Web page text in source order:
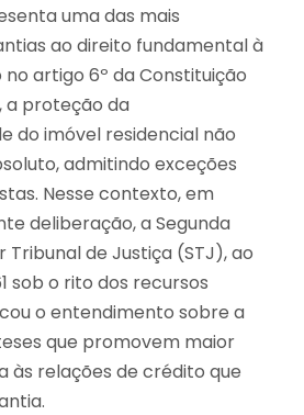
uma das mais
ao direito fundamental à
artigo 6º da Constituição
a proteção da
do imóvel residencial não
admitindo exceções
Nesse contexto, em
deliberação, a Segunda
Tribunal de Justiça (STJ), ao
sob o rito dos recursos
o entendimento sobre a
que promovem maior
às relações de crédito que